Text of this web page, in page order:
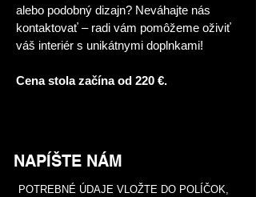
alebo podobný dizajn? Neváhajte nás
kontaktovať – radi vám pomôžeme oživiť
váš interiér s unikátnymi doplnkami!
Cena stola začína od 220 €.
NAPÍŠTE NÁM
POTREBNÉ ÚDAJE VLOŽTE DO POLÍČOK,